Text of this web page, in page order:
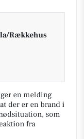
Rækkehus
en melding
der er en brand i
som
fra